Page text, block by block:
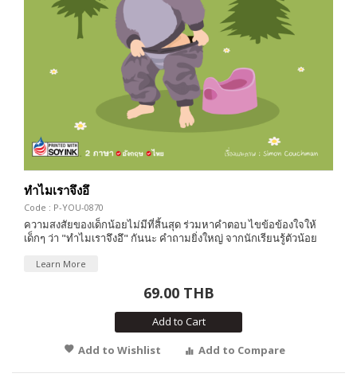
ทำไมเราจึงอึ
Code : P-YOU-0870
ความสงสัยของเด็กน้อยไม่มีที่สิ้นสุด ร่วมหาคำตอบ ไขข้อข้องใจให้
เด็กๆ ว่า "ทำไมเราจึงอึ" กันนะ คำถามยิ่งใหญ่ จากนักเรียนรู้ตัวน้อย
Learn More
69.00 THB
Add to Cart
Add to Wishlist
Add to Compare